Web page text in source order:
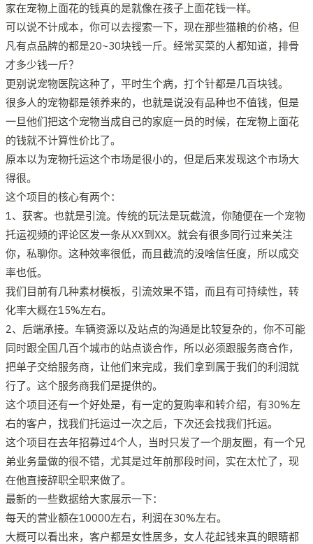
家在宠物上面花的钱真的是就像在孩子上面花钱一样。
可以说不计成本，你可以去搜索一下，现在那些猫粮的价格，但
凡有点品牌的都是20~30块钱一斤。经常买菜的人都知道，排骨
才多少钱一斤？
更别说宠物医院这种了，平时生个病，打个针都是几百块钱。
很多人的宠物都是领养来的，也就是说没有品种也不值钱，但是
一旦他们把这个宠物当成自己的家庭一员的时候，在宠物上面花
的钱就不计算性价比了。
原本以为宠物托运这个市场是很小的，但是后来发现这个市场大
得很。
这个项目的核心有两个：
1、获客。也就是引流。传统的玩法是玩截流，你随便在一个宠物
托运视频的评论区发一条从XX到XX。就会有很多同行过来关注
你，私聊你。这种效率很低，而且截流的没啥信任度，所以成交
率也低。
我们目前有几种素材模板，引流效果不错，而且有可持续性，转
化率大概在15%左右。
2、后端承接。车辆资源以及站点的沟通是比较复杂的，你不可能
同时跟全国几百个城市的站点谈合作，所以必须跟服务商合作，
把单子交给服务商，让他们来完成，我们拿到属于我们的利润就
行了。这个服务商我们是提供的。
这个项目还有一个好处是，有一定的复购率和转介绍，有30%左
右的客户，找我们托运过一次之后，下次还会找我们托运。
这个项目在去年招募过4个人，当时只发了一个朋友圈，有一个兄
弟业务量做的很不错，尤其是过年前那段时间，实在太忙了，现
在他直接辞职全职来做了。
最新的一些数据给大家展示一下：
每天的营业额在10000左右，利润在30%左右。
大概可以看出来，客户都是女性居多，女人花起钱来真的眼睛都